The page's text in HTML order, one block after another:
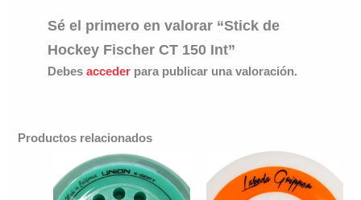
Sé el primero en valorar “Stick de
Hockey Fischer CT 150 Int”
Debes accederpara publicar una valoración.
Productos relacionados